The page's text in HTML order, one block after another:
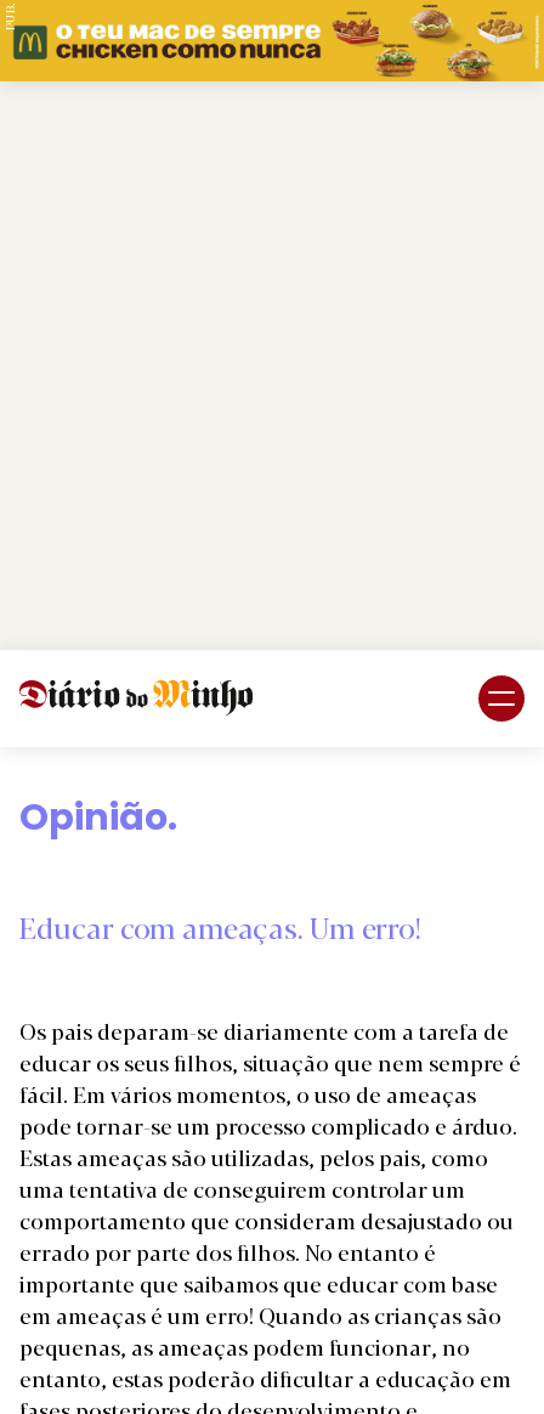
PUB.
Opinião.
Educar com ameaças. Um erro!
Os pais deparam-se diariamente com a tarefa de
educar os seus filhos, situação que nem sempre é
fácil. Em vários momentos, o uso de ameaças
pode tornar-se um processo complicado e árduo.
Estas ameaças são utilizadas, pelos pais, como
uma tentativa de conseguirem controlar um
comportamento que consideram desajustado ou
errado por parte dos filhos. No entanto é
importante que saibamos que educar com base
em ameaças é um erro! Quando as crianças são
pequenas, as ameaças podem funcionar, no
entanto, estas poderão dificultar a educação em